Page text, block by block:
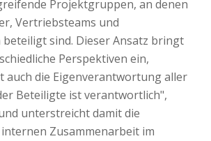
Projektgruppen, an denen
Vertriebsteams und
sind. Dieser Ansatz bringt
Perspektiven ein,
auch die Eigenverantwortung aller
Beteiligte ist verantwortlich",
unterstreicht damit die
Zusammenarbeit im